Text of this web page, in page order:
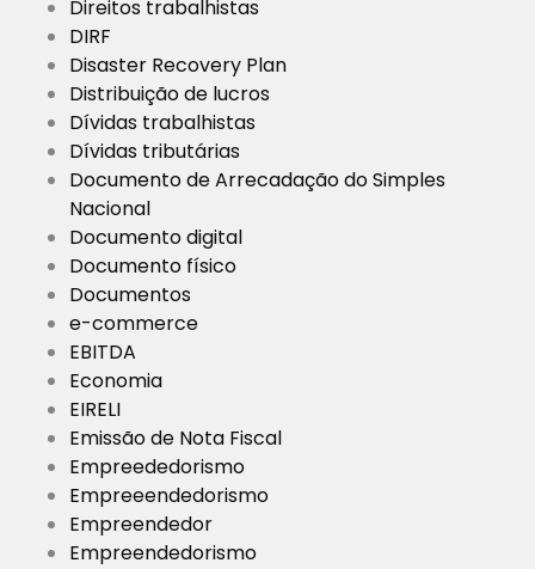
Direitos trabalhistas
DIRF
Disaster Recovery Plan
Distribuição de lucros
Dívidas trabalhistas
Dívidas tributárias
Documento de Arrecadação do Simples
Nacional
Documento digital
Documento físico
Documentos
e-commerce
EBITDA
Economia
EIRELI
Emissão de Nota Fiscal
Empreededorismo
Empreeendedorismo
Empreendedor
Empreendedorismo